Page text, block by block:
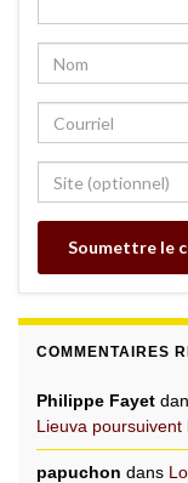
COMMENTAIRES
Philippe Fayet
Lieuva
papuchon dans